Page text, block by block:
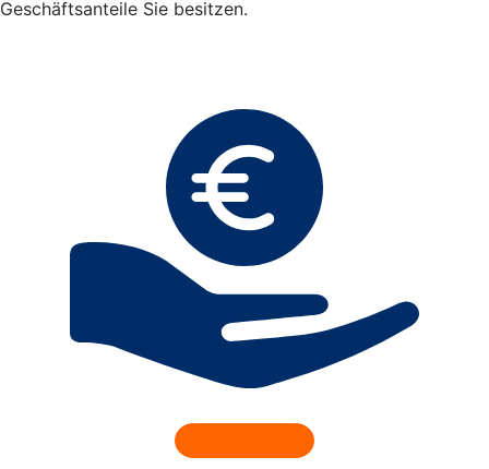
Geschäftsanteile Sie besitzen.